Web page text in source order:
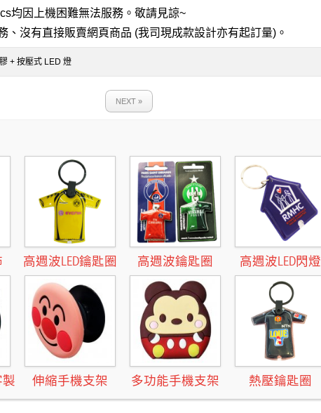
均因上機困難無法服務。敬請見諒~
、沒有直接販賣網頁商品 (我司現成款設計亦有起訂量)。
+ 按壓式 LED 燈
NEXT »
高週波LED鑰匙圈 高週波鑰匙圈 高週波LED閃燈
伸縮手機支架 多功能手機支架 熱壓鑰匙圈